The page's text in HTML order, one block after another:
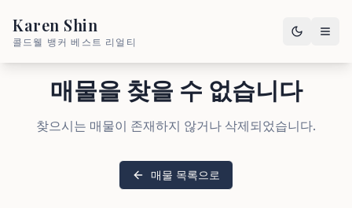
Karen Shin
콜드웰 뱅커 베스트 리얼티
매물을 찾을 수 없습니다
찾으시는 매물이 존재하지 않거나 삭제되었습니다.
매물 목록으로